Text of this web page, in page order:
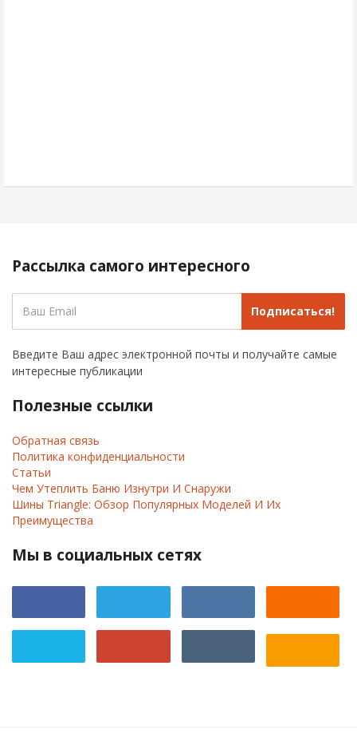
Рассылка самого интересного
Подписаться!
Введите Ваш адрес электронной почты и получайте самые
интересные публикации
Полезные ссылки
Обратная связь
Политика конфиденциальности
Статьи
Чем Утеплить Баню Изнутри И Снаружи
Шины Triangle: Обзор Популярных Моделей И Их
Преимущества
Мы в социальных сетях